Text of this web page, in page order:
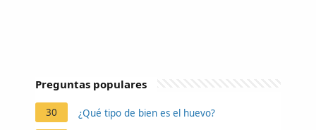
Preguntas populares
30 ¿Qué tipo de bien es el huevo?